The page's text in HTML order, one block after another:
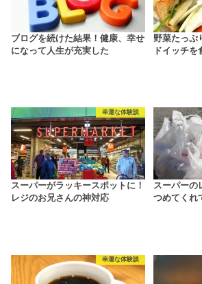
ブログを続けた結果！健康、幸せ
になって人生が充実した
野菜たっぷ
ドイッチ
幸運な体験談
スーパーがラッキースポットに！
レジのお兄さんの神対応
スーパーの
つめてくれ
幸運な体験談